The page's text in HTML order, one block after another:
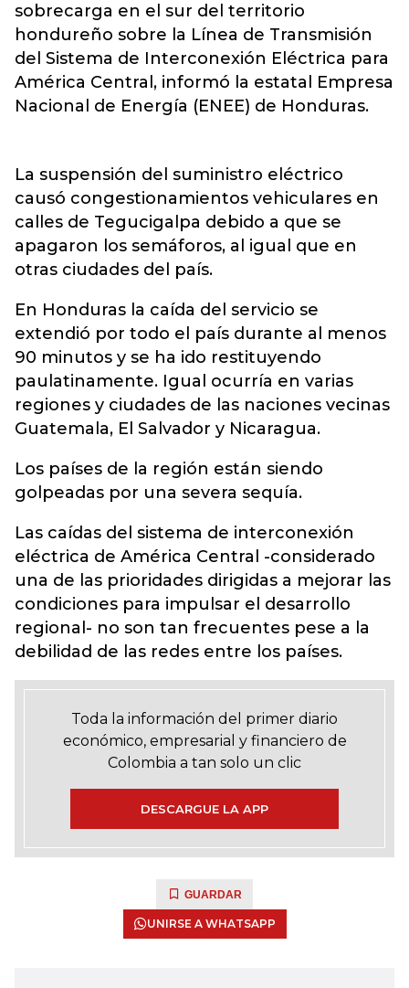
sobrecarga en el sur del territorio
hondureño sobre la Línea de Transmisión
del Sistema de Interconexión Eléctrica para
América Central , informó la estatal Empresa
Nacional de Energía (ENEE) de Honduras.
La suspensión del suministro eléctrico
causó congestionamientos vehiculares en
calles de Tegucigalpa debido a que se
apagaron los semáforos, al igual que en
otras ciudades del país.
En Honduras la caída del servicio se
extendió por todo el país durante al menos
90 minutos y se ha ido restituyendo
paulatinamente. Igual ocurría en varias
regiones y ciudades de las naciones vecinas
Guatemala, El Salvador y Nicaragua.
Los países de la región están siendo
golpeadas por una severa sequía.
Las caídas del sistema de interconexión
eléctrica de América Central -considerado
una de las prioridades dirigidas a mejorar las
condiciones para impulsar el desarrollo
regional- no son tan frecuentes pese a la
debilidad de las redes entre los países.
Toda la información del primer diario
económico, empresarial y financiero de
Colombia a tan solo un clic
DESCARGUE LA APP
GUARDAR
UNIRSE A WHATSAPP